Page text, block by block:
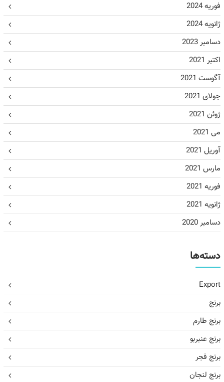
فوریه 2024
ژانویه 2024
دسامبر 2023
اکتبر 2021
آگوست 2021
جولای 2021
ژوئن 2021
می 2021
آوریل 2021
مارس 2021
فوریه 2021
ژانویه 2021
دسامبر 2020
دسته‌ها
Export
برنج
برنج طارم
برنج عنبربو
برنج فجر
برنج لنجان